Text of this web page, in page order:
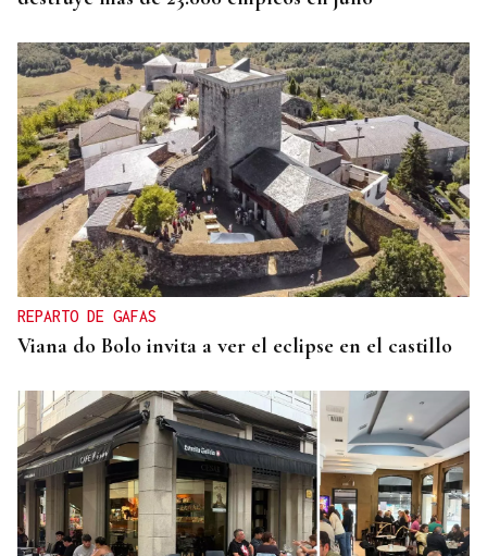
REPARTO DE GAFAS
Viana do Bolo invita a ver el eclipse en el castillo